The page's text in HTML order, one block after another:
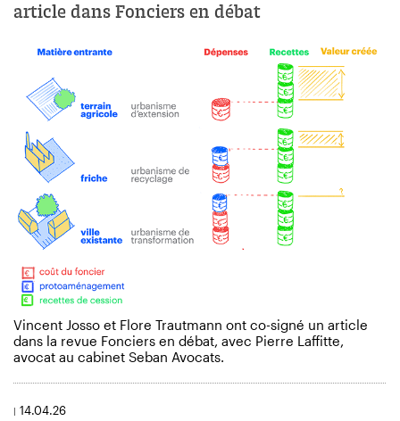
article dans Fonciers en débat
Vincent Josso et Flore Trautmann ont co-signé un article
dans la revue Fonciers en débat, avec Pierre Laffitte,
avocat au cabinet Seban Avocats.
14.04.26